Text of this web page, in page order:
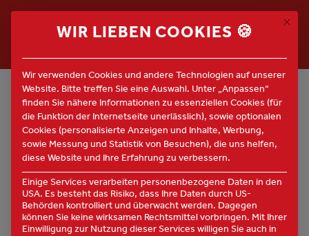
DIESER INHALT IST NICHT MEHR
VERFÜGBAR
Alle Jobs ansehen
Mit
WIR LIEBEN COOKIES 🍪
Wir verwenden Cookies und andere Technologien auf unserer
Website. Bitte treffen Sie eine Auswahl. Unter „Anpassen“
finden Sie nähere Informationen zu essenziellen Cookies (für
die Funktion der Internetseite unerlässlich), sowie optionalen
Cookies (personalisierte Anzeigen und Inhalte, Werbung,
sowie Messung und Statistik von Besuchen), die uns helfen,
diese Website und Ihre Erfahrung zu verbessern.
Einige Services verarbeiten personenbezogene Daten in den
USA. Es besteht das Risiko, dass Ihre Daten durch US-
Behörden kontrolliert und überwacht werden. Dagegen
können Sie keine wirksamen Rechtsmittel vorbringen. Mit Ihrer
Einwilligung zur Nutzung dieser Services willigen Sie auch in